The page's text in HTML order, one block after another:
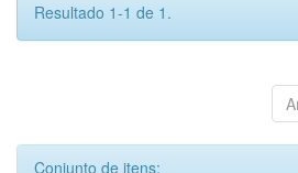
Resultado 1-1 de 1.
Conjunto de itens: